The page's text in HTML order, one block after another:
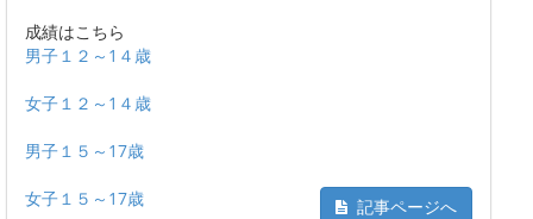
成績はこちら
男子１２～1４歳
女子１２～1４歳
男子１５～17歳
女子１５～17歳 記事ページへ